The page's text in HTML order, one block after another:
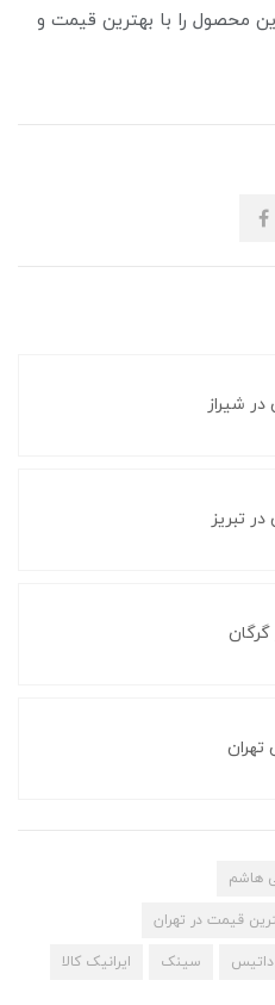
محصول را با بهترین قیمت و
شیراز
تبریز
تهران
هاشم
قیمت در تهران
داتیس سینک ایرانیک کالا